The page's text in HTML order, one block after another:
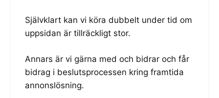
Självklart kan vi köra dubbelt under tid om
uppsidan är tillräckligt stor.
Annars är vi gärna med och bidrar och får
bidrag i beslutsprocessen kring framtida
annonslösning.